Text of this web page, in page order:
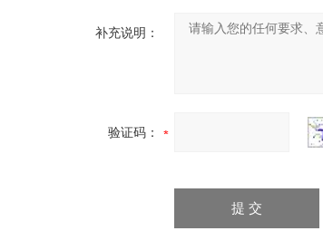
补充说明：
验证码：